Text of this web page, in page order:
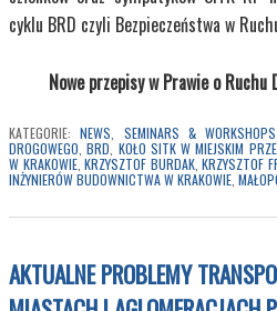
cyklu BRD czyli Bezpieczeństwa w
Nowe przepisy w Prawie o Ruchu
KATEGORIE: NEWS SEMINARS & WORKSHOPS
DROGOWEGO ,BRD KOŁO SITK W MIEJSKIM
W KRAKOWIE, KRZYSZTOF BURDAK, KRZYSZTOF
INŻYNIERÓW BUDOWNICTWA W KRAKOWIE
AKTUALNE PROBLEMY